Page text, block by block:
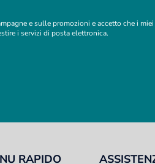
e sulle promozioni e accetto che i
i servizi di posta elettronica.
RAPIDO